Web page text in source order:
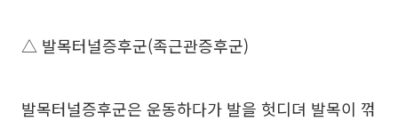
△ 발목터널증후군(족근관증후군)
발목터널증후군은 운동하다가 발을 헛디뎌 발목이 꺾